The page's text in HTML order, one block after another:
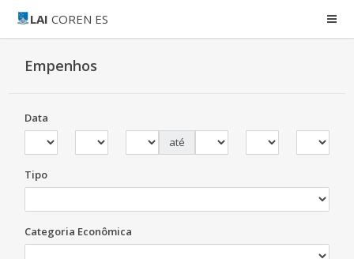
LAI COREN ES
Empenhos
Data
até
Tipo
Categoria Econômica